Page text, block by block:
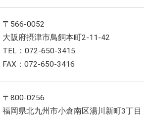
〒566-0052
大阪府摂津市鳥飼本町2-11-42
TEL：072-650-3415
FAX：072-650-3416
〒800-0256
福岡県北九州市小倉南区湯川新町3丁目